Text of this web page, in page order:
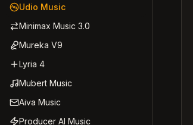
Udio Music
Minimax Music 3.0
Mureka V9
Lyria 4
Mubert Music
Aiva Music
Producer AI Music